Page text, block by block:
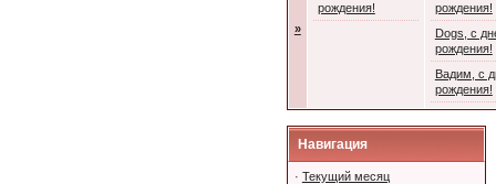
»
рождения!
рождения!
Dogs, с
рождения!
Вадим, с
рождения!
Навигация
· Текущий месяц